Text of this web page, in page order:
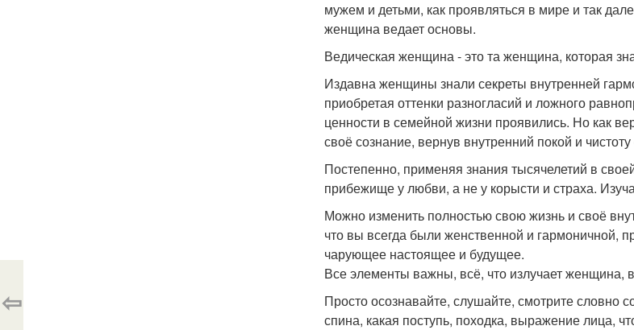
мужем и детьми, как проявляться в мире и так
женщина ведает основы.
Ведическая женщина - это та женщина, которая
Издавна женщины знали секреты внутренней
приобретая оттенки разногласий и ложного
ценности в семейной жизни проявились. Но как
своё сознание, вернув внутренний покой и
Постепенно, применяя знания тысячелетий в
прибежище у любви, а не у корысти и страха.
Можно изменить полностью свою жизнь и своё
что вы всегда были женственной и гармоничной,
чарующее настоящее и будущее.
Все элементы важны, всё, что излучает женщина,
Просто осознавайте, слушайте, смотрите словно
спина, какая поступь, походка, выражение лица,
⇦